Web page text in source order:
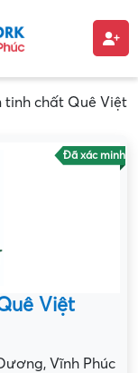
tinh chất Quê Việt
Đã xác minh
Việt
Vĩnh Phúc